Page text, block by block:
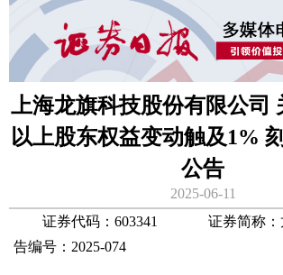
上海龙旗科技股份有限公司
以上股东权益变动触及1%
公告
2025-06-11
证券代码：603341 证券简称
告编号：2025-074